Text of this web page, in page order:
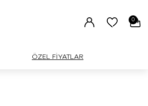
0
ÖZEL FİYATLAR